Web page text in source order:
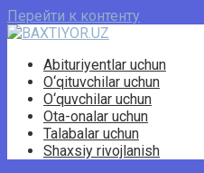
Перейти к контенту
Abituriyentlar uchun
O‘qituvchilar uchun
O‘quvchilar uchun
Ota-onalar uchun
Talabalar uchun
Shaxsiy rivojlanish